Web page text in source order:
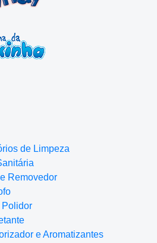
de Limpeza
Removedor
Polidor
e Aromatizantes